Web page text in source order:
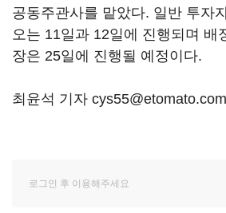
공동주관사를 맡았다. 일반 투자
오는 11일과 12일에 진행되며 배
장은 25일에 진행될 예정이다.
최윤석 기자 cys55@etomato.com